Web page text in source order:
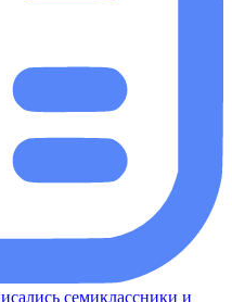
семиклассники и